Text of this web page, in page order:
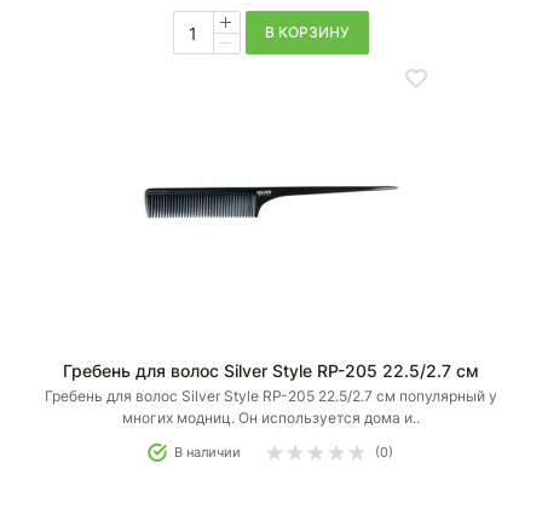
В КОРЗИНУ
Гребень для волос Silver Style RP-205 22.5/2.7 см
Гребень для волос Silver Style RP-205 22.5/2.7 см популярный у
многих модниц. Он используется дома и..
В наличии (0)